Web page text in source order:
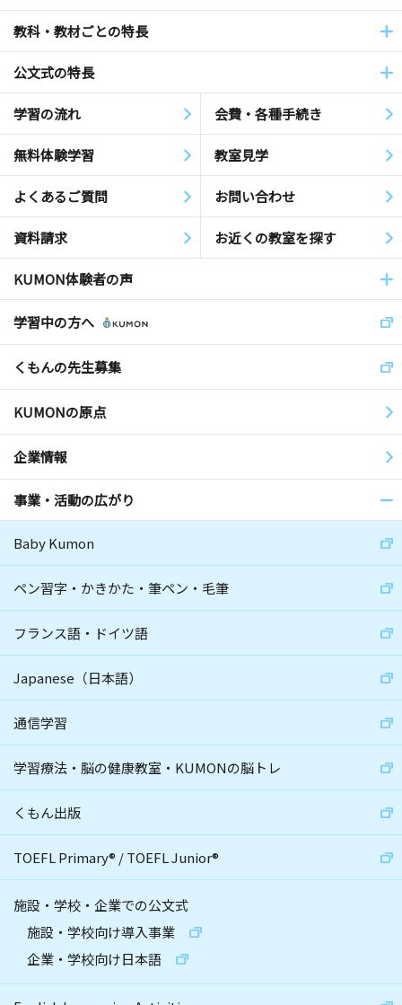
教科・教材ごとの特長
公文式の特長
学習の流れ 会費・各種手続き
無料体験学習 教室見学
よくあるご質問 お問い合わせ
資料請求 お近くの教室を探す
KUMON体験者の声
学習中の方へ
くもんの先生募集
KUMONの原点
企業情報
事業・活動の広がり
Baby Kumon
ペン習字・かきかた・筆ペン・毛筆
フランス語・ドイツ語
Japanese（日本語）
通信学習
学習療法・脳の健康教室・KUMONの脳トレ
くもん出版
TOEFL Primary® /TOEFL Junior®
施設・学校・企業での公文式
施設・学校向け導入事業
企業・学校向け日本語